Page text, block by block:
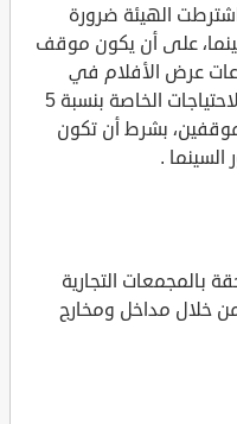
الهيئة ضرورة
على أن يكون موقف
داخل قاعات عرض الأفلام في
السينما، وتخصيص مواقف لذوي الاحتياجات الخاصة بنسبة 5
بشرط أن تكون
.
بالمجمعات التجارية
خلال مداخل ومخارج